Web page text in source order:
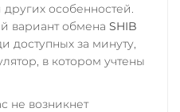
особенностей.
вариант обмена SHIB
доступных за минуту,
в котором учтены
не возникнет